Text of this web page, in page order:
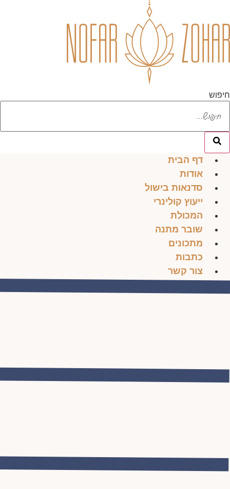
חיפוש
דף הבית
אודות
סדנאות בישול
ייעוץ קולינרי
המכולת
שובר מתנה
מתכונים
כתבות
צור קשר